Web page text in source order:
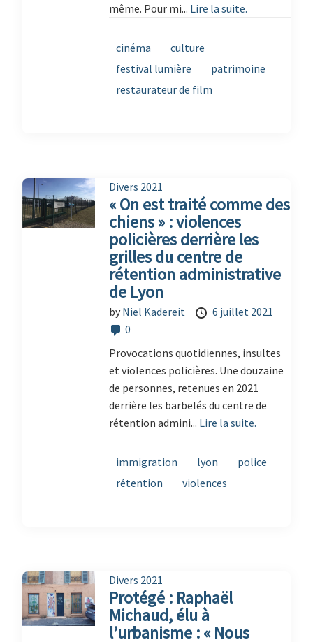
même. Pour mi... Lire la suite.
cinéma
culture
festival lumière
patrimoine
restaurateur de film
Divers 2021
« On est traité comme des
chiens » : violences
policières derrière les
grilles du centre de
rétention administrative
de Lyon
by Niel Kadereit
6 juillet 2021
0
Provocations quotidiennes, insultes
et violences policières. Une douzaine
de personnes, retenues en 2021
derrière les barbelés du centre de
rétention admini... Lire la suite.
immigration lyon
police
rétention
violences
Divers 2021
Protégé : Raphaël
Michaud, élu à
l’urbanisme : « Nous